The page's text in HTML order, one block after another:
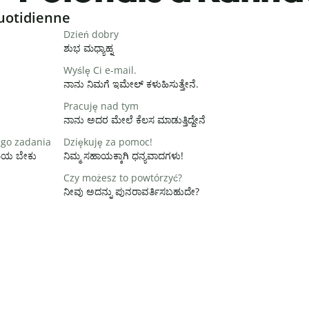
Dzień dobry
ಶುಭ ಮಧ್ಯಾಹ್ನ
Wyślę Ci e-mail.
ನಾನು ನಿಮಗೆ ಇಮೇಲ್ ಕಳುಹಿಸುತ್ತೇನೆ.
Pracuję nad tym
ನಾನು ಅದರ ಮೇಲೆ ಕೆಲಸ ಮಾಡುತ್ತಿದ್ದೇನೆ
zadania
ಬೇಕು
Dziękuję za pomoc!
ನಿಮ್ಮ ಸಹಾಯಕ್ಕಾಗಿ ಧನ್ಯವಾದಗಳು!
Czy możesz to powtórzyć?
ನೀವು ಅದನ್ನು ಪುನರಾವರ್ತಿಸಬಹುದೇ?